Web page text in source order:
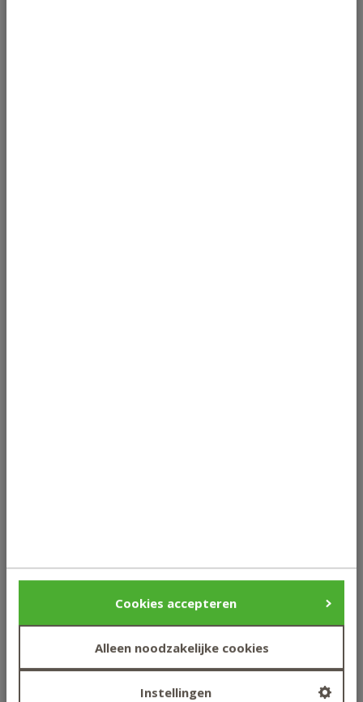
Cookies accepteren
Alleen noodzakelijke cookies
Instellingen
Diploma